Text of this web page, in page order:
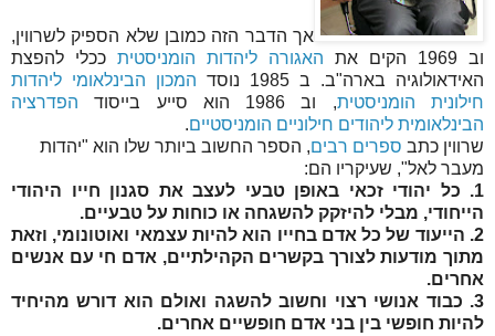
אך הדבר הזה כמובן שלא הספיק לשרווין,
וב 1969 הקים את
האגורה ליהדות הומניסטית ככלי להפצת
האידאולוגיה בארה"ב. ב 1985 נוסד
המכון הבינלאומי ליהדות
חילונית הומניסטית, וב 1986 הוא סייע בייסוד
הפדרציה
הבינלאומית ליהודים חילוניים הומניסטיים.
שרווין כתב ספרים רבים, הספר החשוב ביותר שלו הוא "יהדות
מעבר לאל", שעיקריו הם:
1. כל יהודי זכאי באופן טבעי לעצב את סגנון חייו היהודי
הייחודי, מבלי להיזקק להשגחה או כוחות על טבעיים.
2. הייעוד של כל אדם בחייו הוא להיות עצמאי ואוטונומי, וזאת
מתוך מודעות לצורך בקשרים הקהילתיים, אדם חי עם אנשים
אחרים.
3. כבוד אנושי רצוי וחשוב להשגה ואולם הוא דורש מהיחיד
להיות חופשי בין בני אדם חופשיים אחרים.